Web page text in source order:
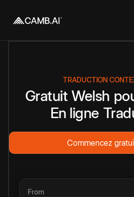
TRADUCTION
Gratuit Welsh
En ligne
Commencez
From